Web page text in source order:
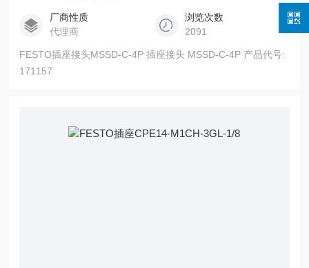
厂商性质
代理商
浏览次数
2091
FESTO插座接头MSSD-C-4P 插座接头 MSSD-C-4P 产品代号:
171157